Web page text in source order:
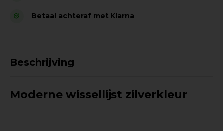
Betaal achteraf met Klarna
Beschrijving
Moderne wissellijst zilverkleur